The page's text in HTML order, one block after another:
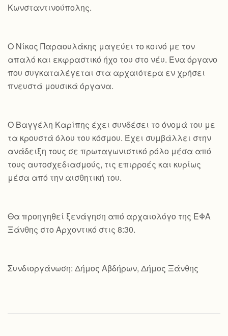
Κωνσταντινούπολης.
Ο Νίκος Παραουλάκης μαγεύει το κοινό με τον
απαλό και εκφραστικό ήχο του στο νέυ. Ένα όργανο
που συγκαταλέγεται στα αρχαιότερα εν χρήσει
πνευστά μουσικά όργανα.
Ο Βαγγέλη Καρίπης έχει συνδέσει το όνομά του με
τα κρουστά όλου του κόσμου. Έχει συμβάλλει στην
ανάδειξη τους σε πρωταγωνιστικό ρόλο μέσα από
τους αυτοσχεδιασμούς, τις επιρροές και κυρίως
μέσα από την αισθητική του.
Θα προηγηθεί ξενάγηση από αρχαιολόγο της ΕΦΑ
Ξάνθης στο Αρχοντικό στις 8:30.
Συνδιοργάνωση: Δήμος Αβδήρων, Δήμος Ξάνθης